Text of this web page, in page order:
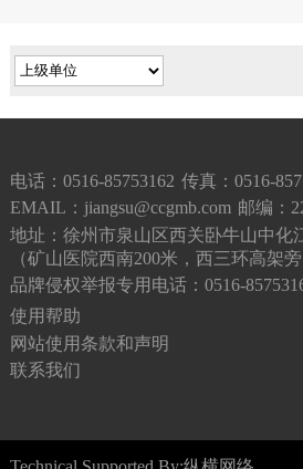
电话：0516-85753162 传真：0516-
EMAIL：jiangsu@ccgmb.com 邮编：
地址：徐州市泉山区西关卧牛山中化
（矿山医院西南200米，西三环高架旁
品牌侵权举报专用电话：0516-
使用帮助
网站使用条款和声明
联系我们